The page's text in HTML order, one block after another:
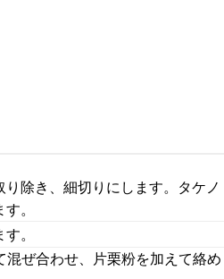
り除き、細切りにします。タケノ
。
。
ぜ合わせ、片栗粉を加えて絡め